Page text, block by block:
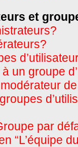
et
un groupe
par
“L’équipe